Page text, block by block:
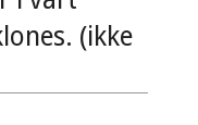
(ikke